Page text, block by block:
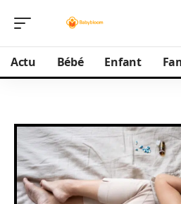
Actu Bébé Enfant